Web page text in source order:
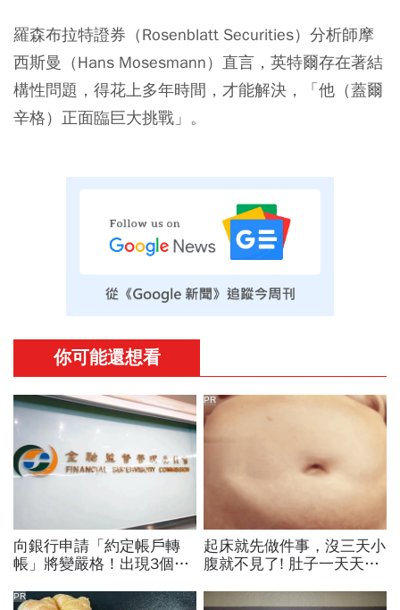
羅森布拉特證券（Rosenblatt Securities）分析師摩
西斯曼（Hans Mosesmann）直言，英特爾存在著結
構性問題，得花上多年時間，才能解決，「他（蓋爾
辛格）正面臨巨大挑戰」。